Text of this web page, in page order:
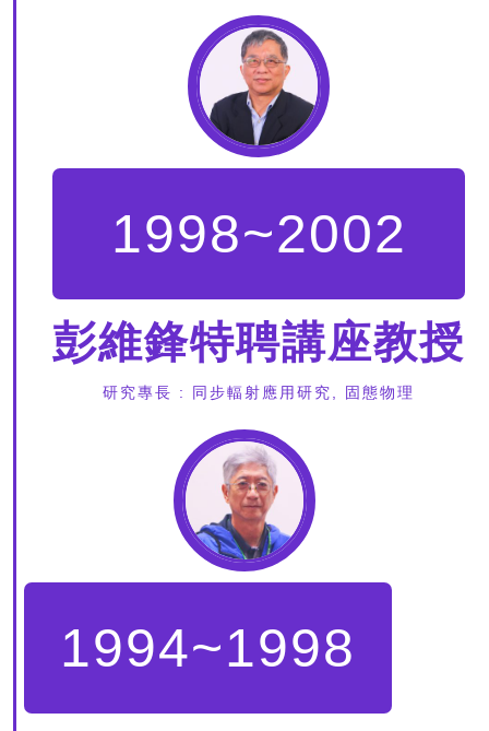
1998~2002
彭維鋒特聘講座教授
研究專長 : 同步輻射應用研究, 固態物理
1994~1998